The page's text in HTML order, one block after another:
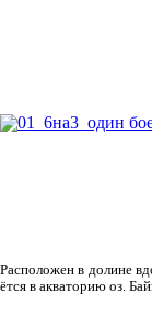
Рас­положен в долине
ётся в акваторию оз.